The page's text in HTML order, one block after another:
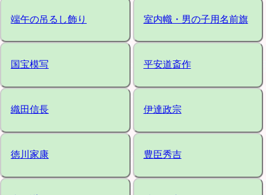
端午の吊るし飾り 室内幟・男の子用名前旗
国宝模写 平安道斎作
織田信長 伊達政宗
徳川家康 豊臣秀吉